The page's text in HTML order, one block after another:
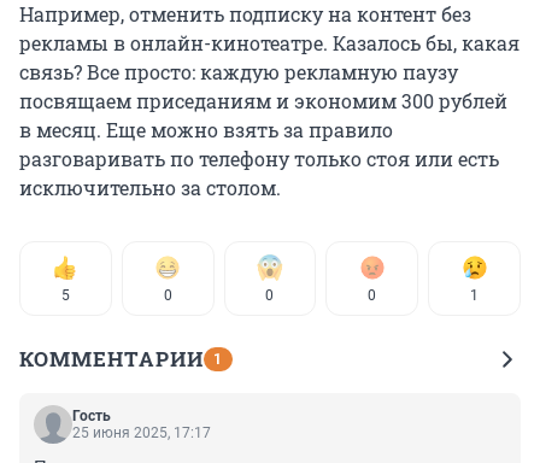
Например, отменить подписку на контент без
рекламы в онлайн-кинотеатре. Казалось бы, какая
связь? Все просто: каждую рекламную паузу
посвящаем приседаниям и экономим 300 рублей
в месяц. Еще можно взять за правило
разговаривать по телефону только стоя или есть
исключительно за столом.
5 0 0 0 1
КОММЕНТАРИИ 1
Гость
25 июня 2025, 17:17